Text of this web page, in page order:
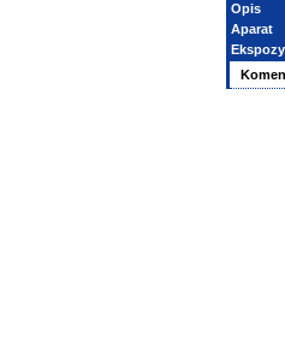
Opis
Aparat